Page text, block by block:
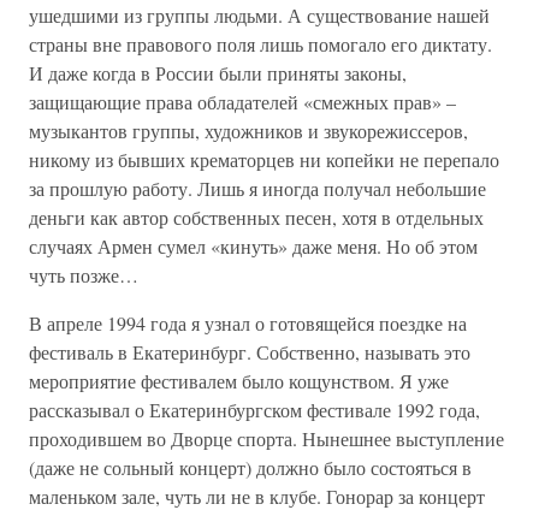
ушедшими из группы людьми. А существование нашей
страны вне правового поля лишь помогало его диктату.
И даже когда в России были приняты законы,
защищающие права обладателей «смежных прав» –
музыкантов группы, художников и звукорежиссеров,
никому из бывших крематорцев ни копейки не перепало
за прошлую работу. Лишь я иногда получал небольшие
деньги как автор собственных песен, хотя в отдельных
случаях Армен сумел «кинуть» даже меня. Но об этом
чуть позже…
В апреле 1994 года я узнал о готовящейся поездке на
фестиваль в Екатеринбург. Собственно, называть это
мероприятие фестивалем было кощунством. Я уже
рассказывал о Екатеринбургском фестивале 1992 года,
проходившем во Дворце спорта. Нынешнее выступление
(даже не сольный концерт) должно было состояться в
маленьком зале, чуть ли не в клубе. Гонорар за концерт